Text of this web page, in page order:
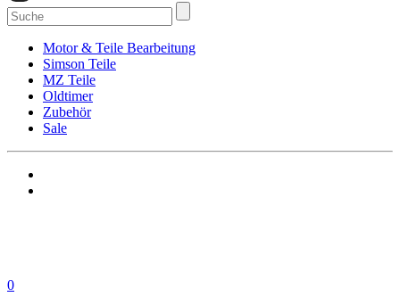
Suchen
nach:
Motor & Teile Bearbeitung
Simson Teile
MZ Teile
Oldtimer
Zubehör
Sale
0